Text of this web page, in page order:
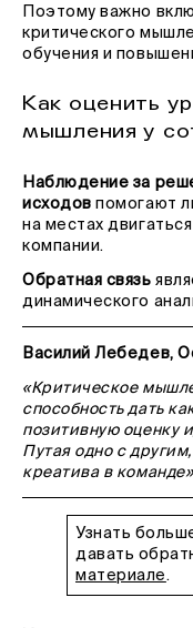
Поэтому важно
критического
обучения и
Как оценить
мышления у
Наблюдение за
исходов помогают
на местах
компании.
Обратная связь
динамического
Василий Лебедев,
«Критическое
способность дать
позитивную оценку
Путая одно с
креатива в
Узнать
давать
материале .